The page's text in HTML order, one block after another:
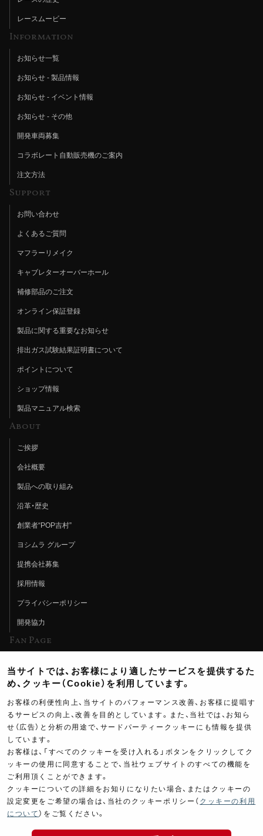
レースムービー
Information
お知らせ一覧
お知らせ - 製品情報
お知らせ - イベント情報
お知らせ - その他
開発車両募集
コラボレート自動販売機のご案内
注文方法
Support
お問い合わせ
よくあるご質問
マフラーリメイク
キャブレターオーバーホール
補修部品のご注文
オンライン保証登録
製品に関する重要なお知らせ
排出ガス試験結果証明書について
ポイントについて
ショップ情報
製品マニュアル検索
About
ご挨拶
会社概要
製品への取り組み
沿革・歴史
創業者“POP吉村”
ヨシムラ グループ
提携会社募集
採用情報
プライバシーポリシー
開発協力
Fan Page
ヨシムラTV
イベント情報
イベントスケジュール
ツーリングブレイクタイム
製品ポスター
当サイトでは、お客様により適したサービスを提供するた
め、クッキー（Cookie）を利用しています。
お客様の利便性向上、当サイトのパフォーマンス改善、お客様に提唱す
るサービスの向上、改善を目的としています。また、当社では、お知ら
せ（広告）と分析の用途で、サードパーティークッキーにも情報を提供
しています。
お客様は、「すべてのクッキーを受け入れる」ボタンをクリックしてク
ッキーの使用に同意することで、当社ウェブサイトのすべての機能を
ご利用頂くことができます。
クッキーについての詳細をお知りになりたい場合、またはクッキーの
設定変更をご希望の場合は、当社のクッキーポリシー（ クッキーの利用
について ）をご覧ください。